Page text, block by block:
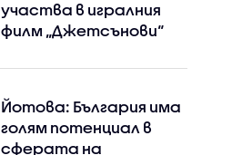
Facebook
участва в игралния
филм „Джетсънови“
Йотова: България има
голям потенциал в
сферата на